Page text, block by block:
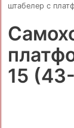
штабелер с
15